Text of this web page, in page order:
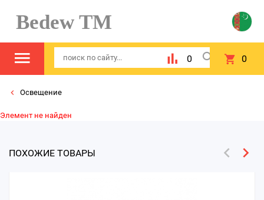
Bedew TM
0 0
Освещение
Элемент не найден
ПОХОЖИЕ ТОВАРЫ